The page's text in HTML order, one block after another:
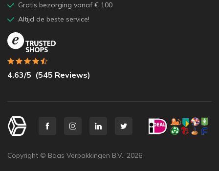
Gratis bezorging vanaf € 100
Altijd de beste service!
4.63/5 (545 Reviews)
Copyright © Baas Verpakkingen B.V., 2026